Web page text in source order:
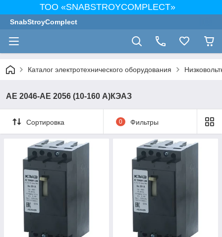
ТОО «SNABSTROYCOMPLECT»
SnabStroyComplect
Каталог электротехнического оборудования
АЕ 2046-АЕ 2056 (10-160 А)КЭАЗ
Сортировка 0 Фильтры